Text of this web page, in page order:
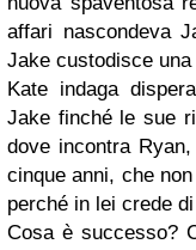
affari nascondeva
Jake custodisce
Kate indaga
Jake finché le sue
dove incontra
cinque anni, che
perché in lei crede
Cosa è successo?